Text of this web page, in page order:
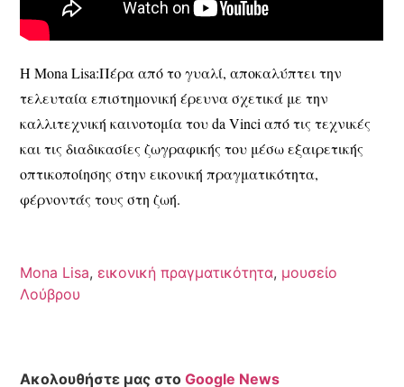
Η Mona Lisa:Πέρα από το γυαλί, αποκαλύπτει την
τελευταία επιστημονική έρευνα σχετικά με την
καλλιτεχνική καινοτομία του da Vinci από τις τεχνικές
και τις διαδικασίες ζωγραφικής του μέσω εξαιρετικής
οπτικοποίησης στην εικονική πραγματικότητα,
φέρνοντάς τους στη ζωή.
Mona Lisa, εικονική πραγματικότητα, μουσείο
Λούβρου
Ακολουθήστε μας στοGoogle News